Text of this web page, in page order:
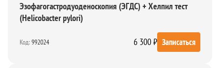
Эзофагогастродуоденоскопия (ЭГДС) + Хелпил тест
(Helicobacter pylori)
6 300 ₽ Записаться
Код:992024